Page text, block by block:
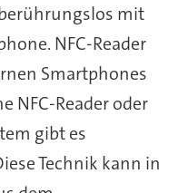
mit
NFC-Reader
Smartphones
NFC-Reader oder
gibt es
Technik kann in